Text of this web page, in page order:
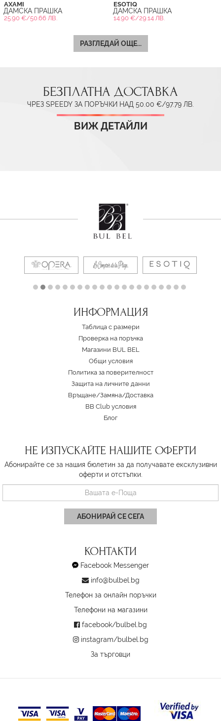
AXAMI
ДАМСКА ПРАШКА
25.90 €/50.66 ЛВ.
ESOTIQ
ДАМСКА ПРАШКА
14.90 €/29.14 ЛВ.
РАЗГЛЕДАЙ ОЩЕ...
БЕЗПЛАТНА ДОСТАВКА
ЧРЕЗ SPEEDY ЗА ПОРЪЧКИ НАД 50.00 €/97.79 ЛВ.
ВИЖ ДЕТАЙЛИ
ИНФОРМАЦИЯ
Таблица с размери
Проверка на поръчка
Магазини BUL BEL
Oбщи условия
Политика за поверителност
Защита на личните данни
Връщане/Замяна/Доставка
BB Club условия
Блог
НЕ ИЗПУСКАЙТЕ НАШИТЕ ОФЕРТИ
Абонирайте се за нашия бюлетин за да получавате ексклузивни
оферти и отстъпки.
АБОНИРАЙ СЕ СЕГА
КОНТАКТИ
Facebook Messenger
info@bulbel.bg
Телефон за онлайн поръчки
Телефони на магазини
facebook/bulbel.bg
instagram/bulbel.bg
За търговци